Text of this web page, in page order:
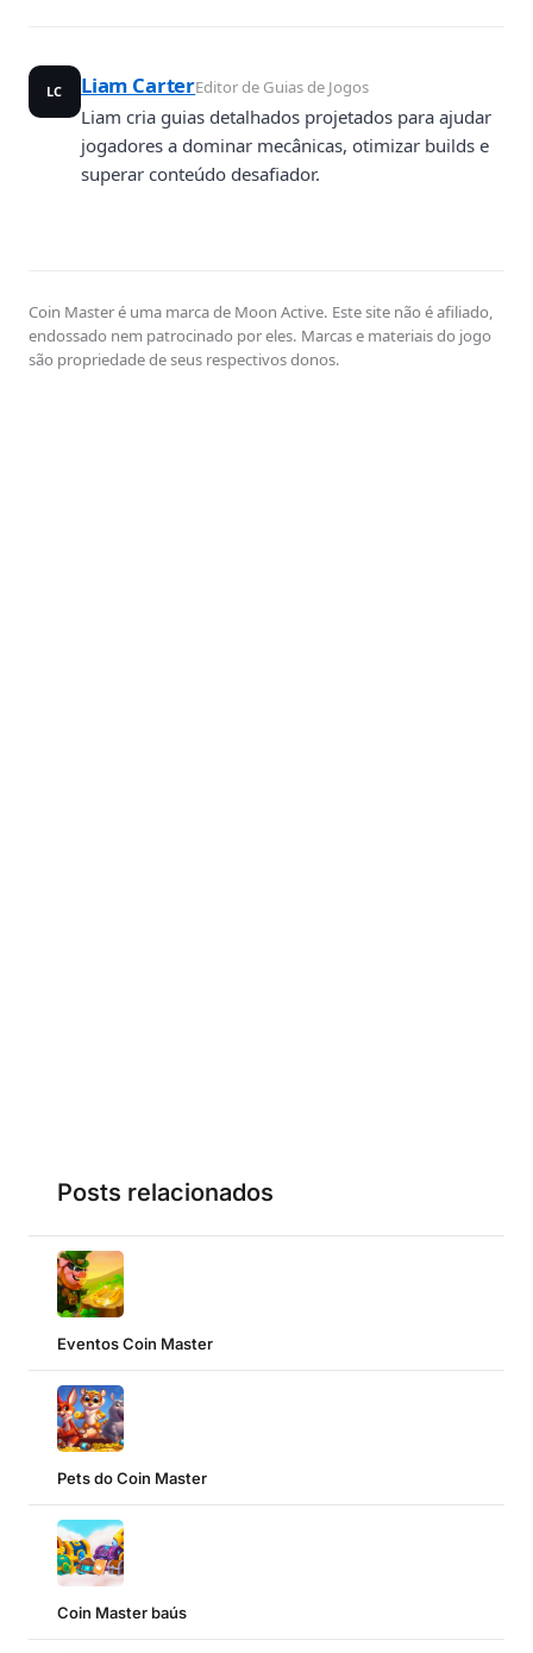
LC Liam CarterEditor de Guias de Jogos
Liam cria guias detalhados projetados para ajudar
jogadores a dominar mecânicas, otimizar builds e
superar conteúdo desafiador.
Coin Master é uma marca de Moon Active. Este site não é afiliado,
endossado nem patrocinado por eles. Marcas e materiais do jogo
são propriedade de seus respectivos donos.
Posts relacionados
Eventos Coin Master
Pets do Coin Master
Coin Master baús